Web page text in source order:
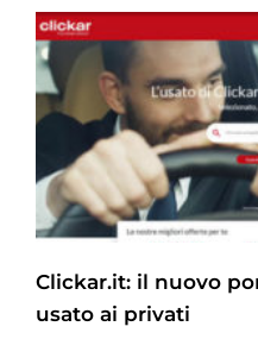
Clickar.it: il nuovo
usato ai privati